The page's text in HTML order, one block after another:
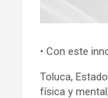
• Con este
Toluca,
física y